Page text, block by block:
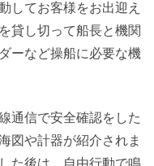
してお客様をお出迎え
貸し切って船長と機関
ーなど操船に必要な機
通信で安全確認をした
図や計器が紹介されま
た後は、自由行動で鳴